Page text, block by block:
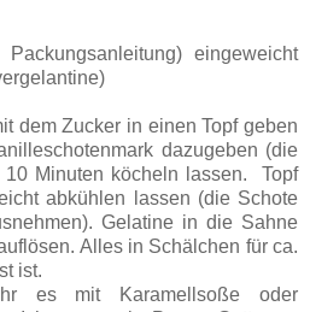
eingeweicht
dem Zucker in einen Topf geben
dazugeben (die
Minuten köcheln lassen.
Topf
abkühlen lassen (die Schote
Gelatine in die Sahne
Alles in Schälchen für ca.
ist.
es mit Karamellsoße oder